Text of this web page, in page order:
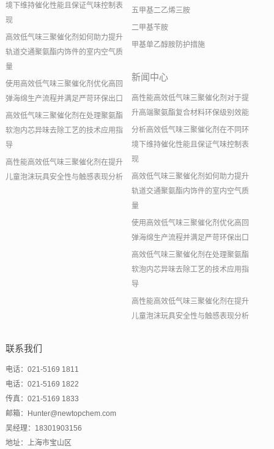
境下维持催化性能且保证气味控制表
现
高效低气味三聚催化剂如何助力提升
轨道交通聚氨酯内饰件的室内空气质
量
使用高效低气味三聚催化剂优化高回
弹海绵生产流程并满足严苛环保出口
高效低气味三聚催化剂在处理聚氨酯
软泡内芯异味去除工艺的技术应用指
导
高性能高效低气味三聚催化剂在提升
儿童泡沫玩具安全性与触感表现分析
五甲基二乙烯三胺
二甲基苄胺
甲基单乙醇胺防护措施
新闻中心
高性能高效低气味三聚催化剂对于提
升高端聚氨酯复合材料环保级别效能
分析高效低气味三聚催化剂在不同环
境下维持催化性能且保证气味控制表
现
高效低气味三聚催化剂如何助力提升
轨道交通聚氨酯内饰件的室内空气质
量
使用高效低气味三聚催化剂优化高回
弹海绵生产流程并满足严苛环保出口
高效低气味三聚催化剂在处理聚氨酯
软泡内芯异味去除工艺的技术应用指
导
高性能高效低气味三聚催化剂在提升
儿童泡沫玩具安全性与触感表现分析
联系我们
电话：021-5169 1811
电话：021-5169 1822
传真：021-5169 1833
邮箱：Hunter@newtopchem.com
吴经理：18301903156
地址：上海市宝山区